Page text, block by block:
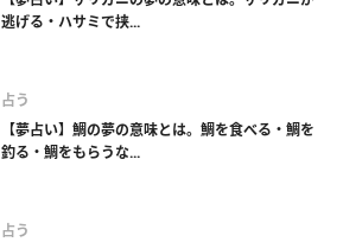
逃げる・ハサミで挟...
占う
【夢占い】鯛の夢の意味とは。鯛を食べる・鯛を
釣る・鯛をもらうな...
占う